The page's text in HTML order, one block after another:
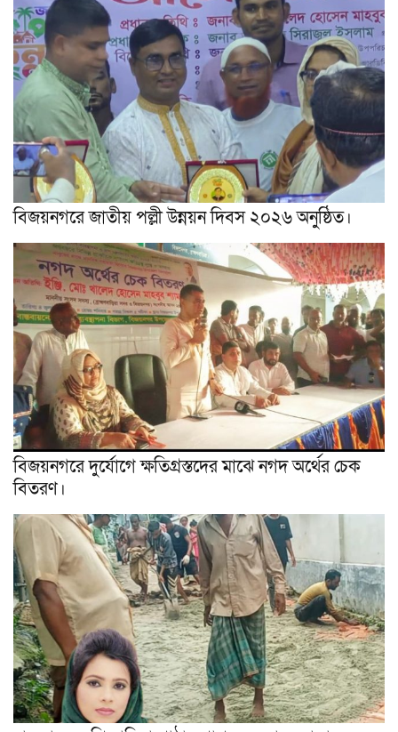
বিজয়নগরে জাতীয় পল্লী উন্নয়ন দিবস ২০২৬ অনুষ্ঠিত।
বিজয়নগরে দুর্যোগে ক্ষতিগ্রস্তদের মাঝে নগদ অর্থের চেক
বিতরণ।